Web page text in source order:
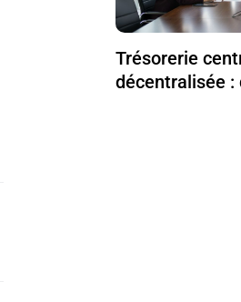
Trésorerie
décentralisée :